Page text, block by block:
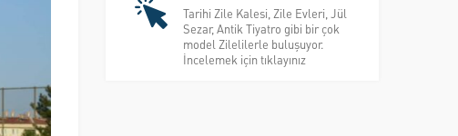
Tarihi Zile Kalesi, Zile Evleri, Jül
Sezar, Antik Tiyatro gibi bir çok
model Zilelilerle buluşuyor.
İncelemek için tıklayınız